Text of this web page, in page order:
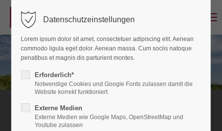
Login
Benutzername
Passwort
Stationäres
Hospiz
Datenschutzeinstellungen
Lorem ipsum dolor sit amet, consectetuer adipiscing elit. Aenean
commodo ligula eget dolor. Aenean massa. Cum sociis natoque
penatibus et magnis dis parturient montes.
Erforderlich*
Notwendige Cookies und Google Fonts zulassen damit die
Website korrekt funktioniert
Externe Medien
Externe Medien wie Google Maps, OpenStreetMap und
Youtube zulassen